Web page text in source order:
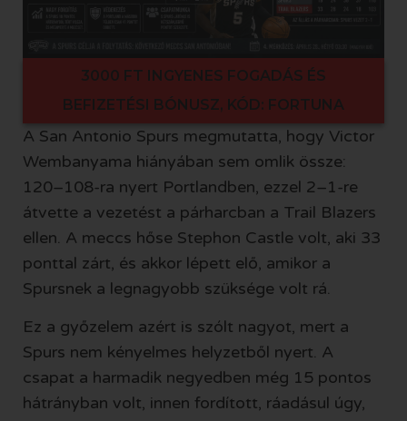
3000 FT INGYENES FOGADÁS ÉS
BEFIZETÉSI BÓNUSZ, KÓD: FORTUNA
A San Antonio Spurs megmutatta, hogy Victor
Wembanyama hiányában sem omlik össze:
120–108-ra nyert Portlandben, ezzel 2–1-re
átvette a vezetést a párharcban a Trail Blazers
ellen. A meccs hőse Stephon Castle volt, aki 33
ponttal zárt, és akkor lépett elő, amikor a
Spursnek a legnagyobb szüksége volt rá.
Ez a győzelem azért is szólt nagyot, mert a
Spurs nem kényelmes helyzetből nyert. A
csapat a harmadik negyedben még 15 pontos
hátrányban volt, innen fordított, ráadásul úgy,